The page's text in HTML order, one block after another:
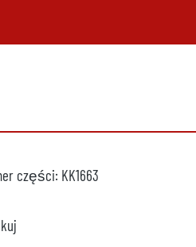
części: KK1663